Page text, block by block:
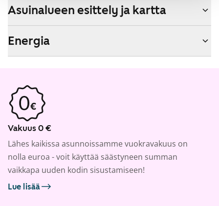
Asuinalueen esittely ja kartta
Energia
Vakuus 0 €
Lähes kaikissa asunnoissamme vuokravakuus on
nolla euroa - voit käyttää säästyneen summan
vaikkapa uuden kodin sisustamiseen!
Lue lisää